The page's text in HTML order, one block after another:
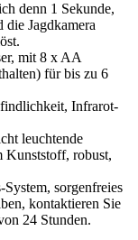
denn 1 Sekunde,
Jagdkamera
mit 8 x AA
für bis zu 6
Infrarot-
leuchtende
Kunststoff, robust,
sorgenfreies
kontaktieren Sie
24 Stunden.